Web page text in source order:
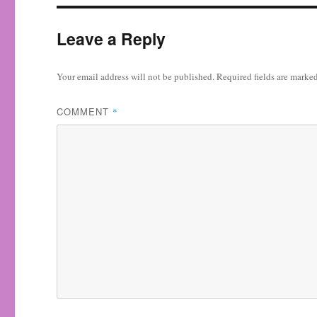
Leave a Reply
Your email address will not be published.Required fields are
COMMENT *